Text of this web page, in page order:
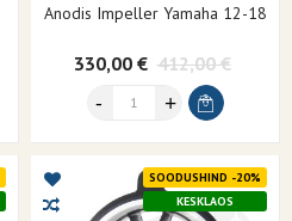
Anodis Impeller Yamaha 12-18
330,00 € 412,00 €
SOODUSHIND -20%
KESKLAOS